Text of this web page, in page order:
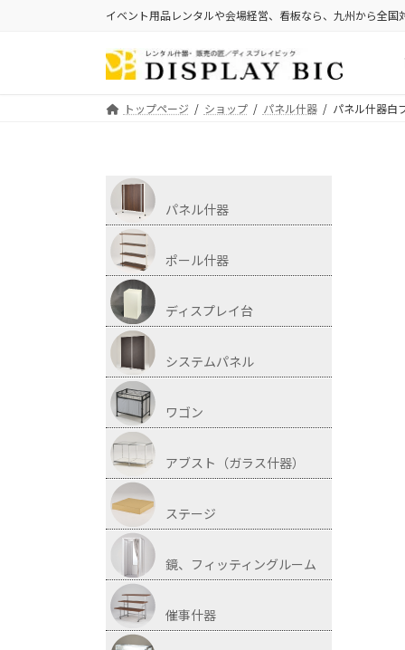
イベント用品レンタルや会場経営、看板なら、九州から全国
トップページ ショップ パネル什器 パネル什器白
パネル什器
ポール什器
ディスプレイ台
システムパネル
ワゴン
アブスト（ガラス什器）
ステージ
鏡、フィッティングルーム
催事什器